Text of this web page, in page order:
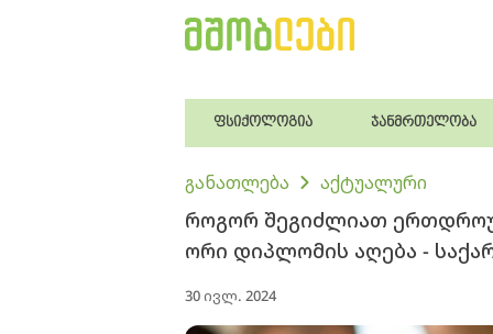
ფსიქოლოგია ჯანმრთელობა
განათლება აქტუალური
როგორ შეგიძლიათ
ორი დიპლომის აღება -
30 ივლ. 2024